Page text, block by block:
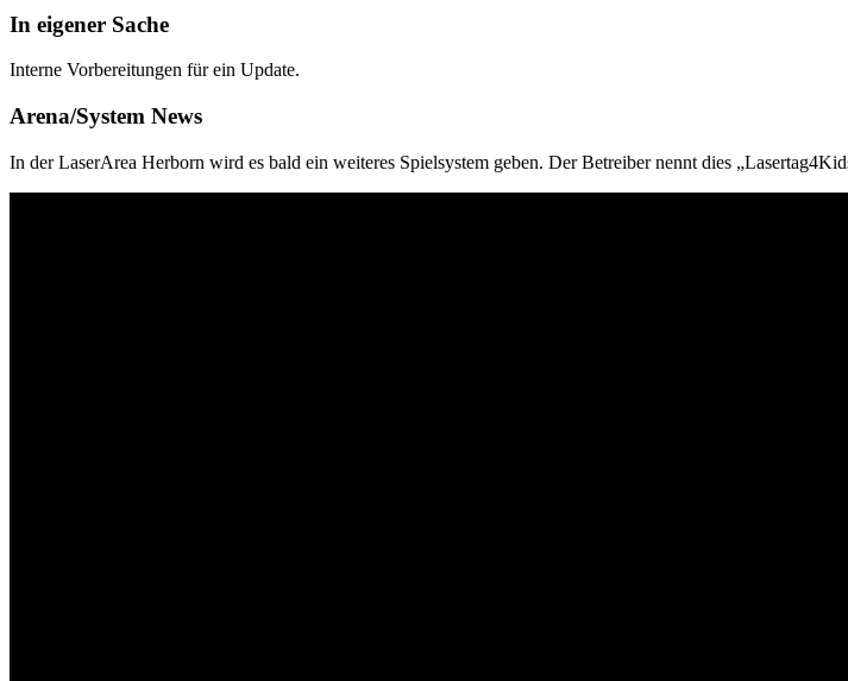
In eigener Sache
Interne Vorbereitungen für ein Update.
Arena/System News
In der LaserArea Herborn wird es bald ein weiteres Spielsystem geben. Der Betreiber nennt dies